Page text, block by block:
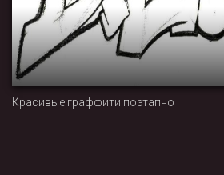
Красивые граффити поэтапно